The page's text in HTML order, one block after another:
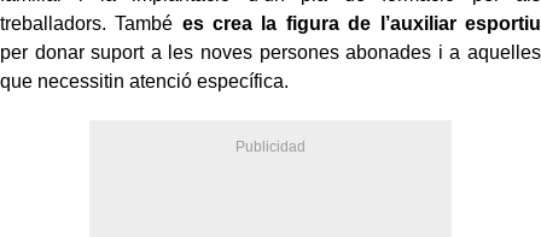
treballadors. També es crea la figura de l’auxiliar esportiu
per donar suport a les noves persones abonades i a aquelles
que necessitin atenció específica.